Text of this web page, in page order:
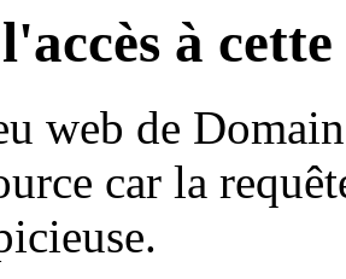
à
web de
car la